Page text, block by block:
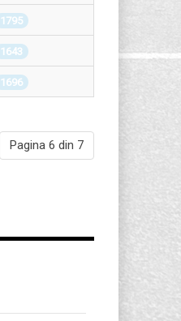
1795
1643
1696
Pagina 6 din 7